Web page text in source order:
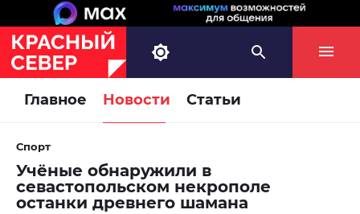
Главное Новости Статьи
Спорт
Учёные обнаружили в
севастопольском некрополе
останки древнего шамана